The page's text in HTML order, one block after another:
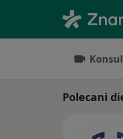
Polecani